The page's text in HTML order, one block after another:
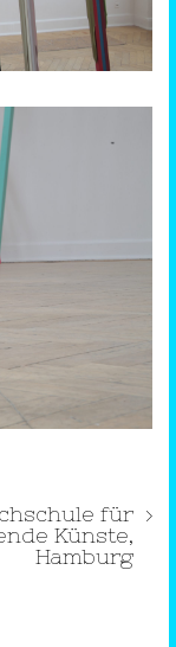
›
für
Künste,
Hamburg